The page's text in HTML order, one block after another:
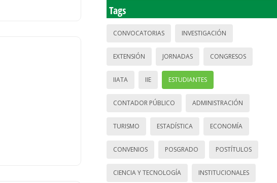
Tags
CONVOCATORIAS INVESTIGACIÓN
EXTENSIÓN JORNADAS CONGRESOS
IIATA IIE ESTUDIANTES
CONTADOR PÚBLICO ADMINISTRACIÓN
TURISMO ESTADÍSTICA ECONOMÍA
CONVENIOS POSGRADO POSTÍTULOS
CIENCIA Y TECNOLOGÍA INSTITUCIONALES